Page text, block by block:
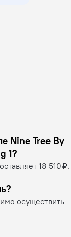
1?
18 510 ₽.
в отель?
осуществить